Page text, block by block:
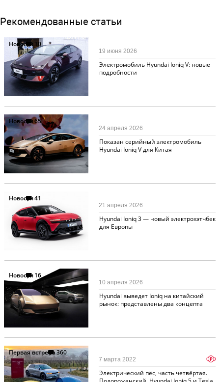
Рекомендованные статьи
Новости 30
Электромобиль Hyundai Ioniq V: новые
подробности
19 июня 2026
Новости65
Показан серийный электромобиль
Hyundai Ioniq V для Китая
24 апреля 2026
Новости41
Hyundai Ioniq 3 — новый электрохэтчбек
для Европы
21 апреля 2026
Новости16
Hyundai выведет Ioniq на китайский
рынок: представлены два концепта
10 апреля 2026
Первая встреча360
Электрический пёс, часть четвёртая.
7 марта 2022 p